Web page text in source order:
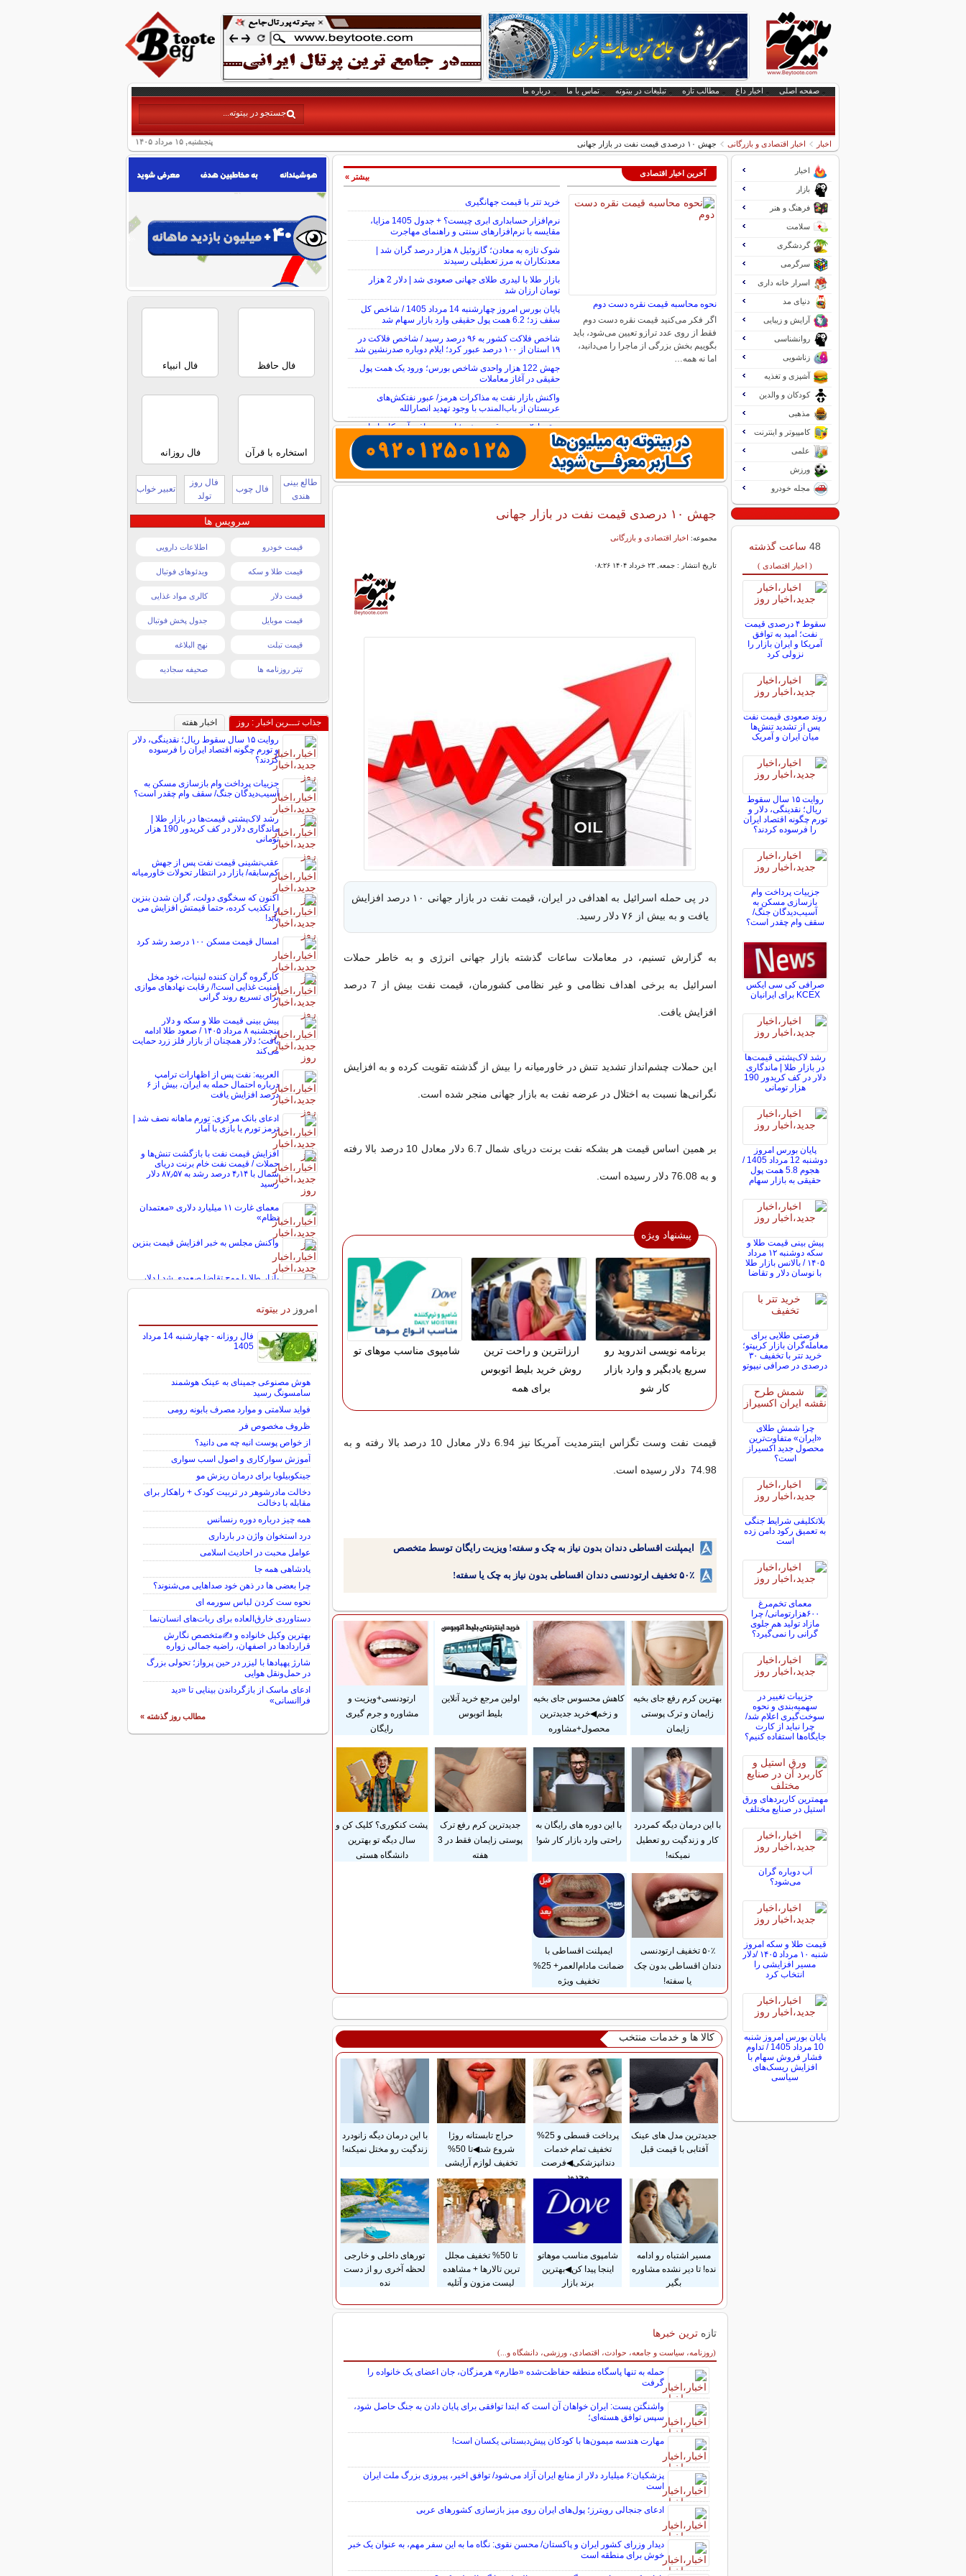
صفحه اصلی اخبار داغ مطالب تازه تبلیغات در بیتوته تماس با ما درباره ما
پنجشنبه, ۱۵ مرداد ۱۴۰۵ اخبار اخبار اقتصادی و بازرگانی جهش ۱۰ درصدی قیمت نفت در بازار جهانی
آخرین اخبار اقتصادی
نحوه محاسبه قیمت نقره دست دوم
اگر فکر می‌کنید قیمت نقره دست دوم
فقط از روی عدد ترازو تعیین می‌شود، باید
بگوییم بخش بزرگی از ماجرا را می‌دانید،
اما نه همه…
خرید تتر با قیمت جهانگیری
نرم‌افزار حسابداری ابری چیست؟ + جدول 1405 مزایا،
مقایسه با نرم‌افزارهای سنتی و راهنمای مهاجرت
شوک تازه به معادن؛ گازوئیل ۸ هزار درصد گران شد |
معدنکاران به مرز تعطیلی رسیدند
بازار طلا با لیدری طلای جهانی صعودی شد | دلار 2 هزار
تومان ارزان شد
پایان بورس امروز چهارشنبه 14 مرداد 1405 / شاخص کل
سقف زد؛ 6.2 همت پول حقیقی وارد بازار سهام شد
شاخص فلاکت کشور به ۹۶ درصد رسید / شاخص فلاکت در
۱۹ استان از ۱۰۰ درصد عبور کرد؛ ایلام دوباره صدرنشین شد
جهش 122 هزار واحدی شاخص بورس؛ ورود یک همت پول
حقیقی در آغاز معاملات
واکنش بازار نفت به مذاکرات هرمز/ عبور نفتکش‌های
عربستان از باب‌المندب با وجود تهدید انصارالله
سقوط ۴ درصدی قیمت نفت؛ امید به توافق آمریکا و ایران
بازار را نزولی کرد
بیشتر »
جهش ۱۰ درصدی قیمت نفت در بازار جهانی
مجموعه: اخبار اقتصادی و بازرگانی
تاریخ انتشار : جمعه, ۲۳ خرداد ۱۴۰۴ ۰۸:۲۶
در پی حمله اسرائیل به اهدافی در ایران، قیمت نفت در بازار جهانی ۱۰ درصد افزایش
یافت و به بیش از ۷۶ دلار رسید.
به گزارش تسنیم، در معاملات ساعات گذشته بازار جهانی انرژی و به خاطر حملات
اسرائیل به برخی اهداف نظامی و غیر نظامی کشورمان، قیمت نفت بیش از 7 درصد
افزایش یافت.
این حملات چشم‌انداز تشدید تنش در خاورمیانه را بیش از گذشته تقویت کرده و به افزایش
نگرانی‌ها نسبت به اختلال در عرضه نفت به بازار جهانی منجر شده است.
بر همین اساس قیمت هر بشکه نفت برنت دریای شمال 6.7 دلار معادل 10 درصد بالا رفته
و به 76.08 دلار رسیده است.
پیشنهاد ویژه
برنامه نویسی اندروید رو
سریع یادبگیر و وارد بازار
کار شو
ارزانترین و راحت ترین
روش خرید بلیط اتوبوس
برای همه
شامپوی مناسب موهای تو
قیمت نفت وست تگزاس اینترمدیت آمریکا نیز 6.94 دلار معادل 10 درصد بالا رفته و به
74.98 دلار رسیده است.
ایمپلنت اقساطی دندان بدون نیاز به چک و سفته! ویزیت رایگان توسط متخصص
۵۰٪ تخفیف ارتودنسی دندان اقساطی بدون نیاز به چک یا سفته!
بهترین کرم رفع جای بخیه
زایمان و ترک پوستی
زایمان
کاهش محسوس جای بخیه
و زخم◀خرید جدیدترین
محصول+مشاوره
اولین مرجع خرید آنلاین
بلیط اتوبوس
ارتودنسی+ویزیت و
مشاوره و جرم گیری
رایگان
با این درمان دیگه کمردرد
کار و زندگیت رو تعطیل
نمیکنه!
با این دوره های رایگان به
راحتی وارد بازار کار شو!
جدیدترین کرم رفع ترک
پوستی زایمان فقط در 3
هفته
پشت کنکوری؟ کلیک کن و
سال دیگه تو بهترین
دانشگاه هستی
۵۰٪ تخفیف ارتودنسی
دندان اقساطی بدون چک
یا سفته!
ایمپلنت اقساطی با
ضمانت مادام‌العمر+ 25%
تخفیف ویژه
کالا ها و خدمات منتخب
جدیدترین مدل های عینک
آفتابی با قیمت قبل
پرداخت قسطی و 25%
تخفیف تمام خدمات
دندانپزشکی◀فرصت
محدود
حراج تابستانه روژا
شروع شد◀تا 50%
تخفیف لوازم آرایشی
با این درمان دیگه زانودرد
زندگیت رو مختل نمیکنه!
مسیر اشتباه رو ادامه
نده! تا دیر نشده مشاوره
بگیر
شامپوی مناسب موهاتو
اینجا پیدا کن◀بهترین
برند بازار
تا 50% تخفیف مجلل
ترین تالارها + مشاهده
لیست مزون و آتلیه
تورهای داخلی و خارجی
لحظه آخری رو از دست
نده
تازه ترین خبرها
(روزنامه، سیاست و جامعه، حوادث، اقتصادی، ورزشی، دانشگاه و...)
سایر خبرهای داغ
حمله به تنها پاسگاه منطقه حفاظت‌شده «طارم» هرمزگان، جان اعضای یک خانواده را
گرفت
واشنگتن پست: ایران خواهان آن است که ابتدا توافقی برای پایان دادن به جنگ حاصل شود،
سپس توافق هسته‌ای؛
مهارت هندسه میمون‌ها با کودکان پیش‌دبستانی یکسان است!
پزشکیان:۶ میلیارد دلار از منابع ایران آزاد می‌شود/ توافق اخیر، پیروزی بزرگ ملت ایران
است
ادعای جنجالی رویترز؛ پول‌های ایران روی میز بازسازی کشورهای عربی
دیدار وزرای کشور ایران و پاکستان/ محسن نقوی: نگاه ما به این سفر مهم، به عنوان یک خبر
خوش برای منطقه است
اخبار
بازار
فرهنگ و هنر
سلامت
گردشگری
سرگرمی
اسرار خانه داری
دنیای مد
آرایش و زیبایی
روانشناسی
زناشویی
آشپزی و تغذیه
کودکان و والدین
مذهبی
کامپیوتر و اینترنت
علمی
ورزش
مجله خودرو
48 ساعت گذشته
( اخبار اقتصادی )
سقوط ۴ درصدی قیمت
نفت؛ امید به توافق
آمریکا و ایران بازار را
نزولی کرد
روند صعودی قیمت نفت
پس از تشدید تنش‌ها
میان ایران و آمریک
روایت ۱۵ سال سقوط
ریال؛ نقدینگی، دلار و
تورم چگونه اقتصاد ایران
را فرسوده کردند؟
جزییات پرداخت وام
بازسازی مسکن به
آسیب‌دیدگان جنگ/
سقف وام چقدر است؟
صرافی کی سی ایکس
KCEX برای ایرانیان
رشد لاک‌پشتی قیمت‌ها
در بازار طلا | ماندگاری
دلار در کف کریدور 190
هزار تومانی
پایان بورس امروز
دوشنبه 12 مرداد 1405 /
هجوم 5.8 همت پول
حقیقی به بازار سهام
پیش ‌بینی قیمت طلا و
سکه دوشنبه ۱۲ مرداد
۱۴۰۵ / بالانس بازار طلا
با نوسان دلار و تقاضا
فرصتی طلایی برای
معامله‌گران بازار کریپتو؛
خرید تتر با تخفیف ۳۰
درصدی در صرافی نیپوتو
چرا شمش طلای
«ایران» متفاوت‌ترین
محصول جدید اکسیراز
است؟
بلاتکلیفی‌ شرایط جنگی
به تعمیق رکود دامن زده
است
معمای تخم‌مرغ
۶۰۰هزارتومانی/ چرا
مازاد تولید هم جلوی
گرانی را نمی‌گیرد؟
جزییات تغییر در
سهمیه‌بندی و نحوه
سوخت‌گیری اعلام شد/
چرا نباید از کارت
جایگاه‌ها استفاده کنیم؟
مهمترین کاربردهای ورق
استیل در صنایع مختلف
آب دوباره گران
می‌شود؟
قیمت طلا و سکه امروز
شنبه ۱۰ مرداد ۱۴۰۵ /دلار
مسیر افزایشی را
انتخاب کرد
پایان بورس امروز شنبه
10 مرداد 1405 / تداوم
فشار فروش سهام با
افزایش ریسک‌های
سیاسی
فال حافظ فال انبیاء
استخاره با قرآن فال روزانه
طالع بینی
هندی
فال چوب
فال روز
تولد
تعبیر خواب
سرویس ها
قیمت خودرو اطلاعات دارویی
قیمت طلا و سکه ویدئوهای فوتبال
قیمت دلار کالری مواد غذایی
قیمت موبایل جدول پخش فوتبال
قیمت تبلت نهج البلاغه
تیتر روزنامه ها صحیفه سجادیه
جذاب تـــرین اخبار : روز
اخبار هفته
روایت ۱۵ سال سقوط ریال؛ نقدینگی، دلار
و تورم چگونه اقتصاد ایران را فرسوده
کردند؟
جزییات پرداخت وام بازسازی مسکن به
آسیب‌دیدگان جنگ/ سقف وام چقدر است؟
رشد لاک‌پشتی قیمت‌ها در بازار طلا |
ماندگاری دلار در کف کریدور 190 هزار
تومانی
عقب‌نشینی قیمت نفت پس از جهش
کم‌سابقه/ بازار در انتظار تحولات خاورمیانه
اکنون که سخگوی دولت، گران شدن بنزین
را تکذیب کرده، حتما قیمتش افزایش می
یابد!
امسال قیمت مسکن ۱۰۰ درصد رشد کرد
کارگروه گران کننده لبنیات، خود مخل
امنیت غذایی است!/ رقابت نهاد‌های موازی
برای تسریع روند گرانی
پیش ‌بینی قیمت طلا و سکه و دلار
پنجشنبه ۸ مرداد ۱۴۰۵ / صعود طلا ادامه
یافت؛ دلار همچنان از بازار فلز زرد حمایت
می‌کند
العربیه: نفت پس از اظهارات ترامپ
درباره احتمال حمله به ایران، بیش از ۶
درصد افزایش یافت
ادعای بانک مرکزی: تورم ماهانه نصف شد |
ترمز تورم یا بازی با آمار
افزایش قیمت نفت با بازگشت تنش‌ها و
حملات / قیمت نفت خام برنت دریای
شمال با ۴٫۱۴ درصد رشد به ۸۷٫۵۷ دلار
رسید
معمای غارت ۱۱ میلیارد دلاری «معتمدان
نظام»
واکنش مجلس به خبر افزایش قیمت بنزین
بازار طلا با موج تقاضا صعودی شد | دلار
برای بازگشت به کریدور 190 هزار تومانی
امروز در بیتوته
فال روزانه - چهارشنبه 14 مرداد
1405
هوش مصنوعی جمینای به عینک هوشمند
سامسونگ رسید
فواید سلامتی و موارد مصرف بابونه رومی
ظروف مخصوص فر
از خواص پوست انبه چه می دانید؟
آموزش سوارکاری و اصول اسب سواری
جینکوبیلوبا برای درمان ریزش مو
دخالت مادرشوهر در تربیت کودک + راهکار برای
مقابله با دخالت
همه چیز درباره دوره رنسانس
درد استخوان واژن در بارداری
عوامل محبت در احادیث اسلامى
پادشاهی همه جا
چرا بعضی ها در ذهن خود صداهایی می‌شنوند؟
نحوه ست کردن لباس سورمه ای
دستاوردی خارق‌العاده برای ربات‌های انسان‌نما
بهترین وکیل خانواده و ✍️متخصص نگارش
قراردادها در اصفهان، راضیه جمالی زواره
شارژ پهپادها با لیزر در حین پرواز؛ تحولی بزرگ
در حمل‌ونقل هوایی
ادعای ماسک از بازگرداندن بینایی تا «دید
فراانسانی»
مطالب روز گذشته »